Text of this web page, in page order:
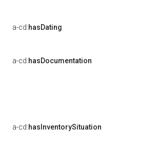
a-cd:hasDating
a-cd:hasDocumentation
a-cd:hasInventorySituation